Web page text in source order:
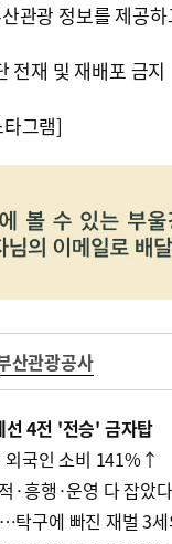
관광 정보를 제공
재 및 재배포 금지
그램]
산관광공사
4전 '전승' 금자탑
외국인 소비 141%↑
·흥행·운영 다 잡았다
탁구에 빠진 재벌 3